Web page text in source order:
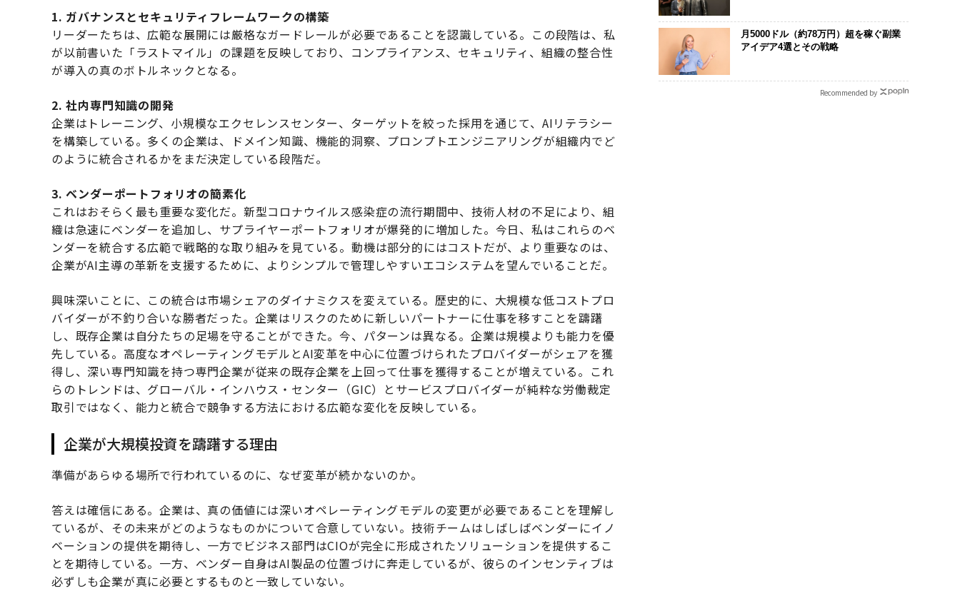
1. ガバナンスとセキュリティフレームワークの構築
リーダーたちは、広範な展開には厳格なガードレールが必要であることを認識している。この段階は、私
が以前書いた「ラストマイル」の課題を反映しており、コンプライアンス、セキュリティ、組織の整合性
が導入の真のボトルネックとなる。
2. 社内専門知識の開発
企業はトレーニング、小規模なエクセレンスセンター、ターゲットを絞った採用を通じて、AIリテラシー
を構築している。多くの企業は、ドメイン知識、機能的洞察、プロンプトエンジニアリングが組織内でど
のように統合されるかをまだ決定している段階だ。
3. ベンダーポートフォリオの簡素化
これはおそらく最も重要な変化だ。新型コロナウイルス感染症の流行期間中、技術人材の不足により、組
織は急速にベンダーを追加し、サプライヤーポートフォリオが爆発的に増加した。今日、私はこれらのベ
ンダーを統合する広範で戦略的な取り組みを見ている。動機は部分的にはコストだが、より重要なのは、
企業がAI主導の革新を支援するために、よりシンプルで管理しやすいエコシステムを望んでいることだ。
興味深いことに、この統合は市場シェアのダイナミクスを変えている。歴史的に、大規模な低コストプロ
バイダーが不釣り合いな勝者だった。企業はリスクのために新しいパートナーに仕事を移すことを躊躇
し、既存企業は自分たちの足場を守ることができた。今、パターンは異なる。企業は規模よりも能力を優
先している。高度なオペレーティングモデルとAI変革を中心に位置づけられたプロバイダーがシェアを獲
得し、深い専門知識を持つ専門企業が従来の既存企業を上回って仕事を獲得することが増えている。これ
らのトレンドは、グローバル・インハウス・センター（GIC）とサービスプロバイダーが純粋な労働裁定
取引ではなく、能力と統合で競争する方法における広範な変化を反映している。
企業が大規模投資を躊躇する理由
準備があらゆる場所で行われているのに、なぜ変革が続かないのか。
答えは確信にある。企業は、真の価値には深いオペレーティングモデルの変更が必要であることを理解し
ているが、その未来がどのようなものかについて合意していない。技術チームはしばしばベンダーにイノ
ベーションの提供を期待し、一方でビジネス部門はCIOが完全に形成されたソリューションを提供するこ
とを期待している。一方、ベンダー自身はAI製品の位置づけに奔走しているが、彼らのインセンティブは
必ずしも企業が真に必要とするものと一致していない。
月5000ドル（約78万円）超を稼ぐ副業
アイデア4選とその戦略
Recommended by